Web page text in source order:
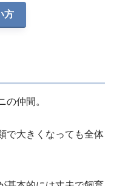
方
仲間。
で大きくなっても全体